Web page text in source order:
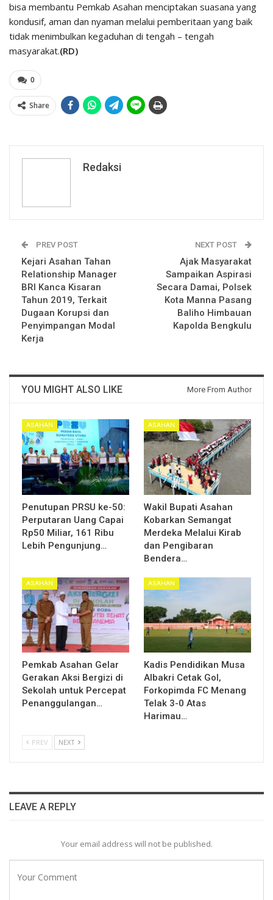
bisa membantu Pemkab Asahan menciptakan suasana yang
kondusif, aman dan nyaman melalui pemberitaan yang baik
tidak menimbulkan kegaduhan di tengah – tengah
masyarakat.(RD)
0
Share
Redaksi
PREV POST
Kejari Asahan Tahan
Relationship Manager
BRI Kanca Kisaran
Tahun 2019, Terkait
Dugaan Korupsi dan
Penyimpangan Modal
Kerja
NEXT POST
Ajak Masyarakat
Sampaikan Aspirasi
Secara Damai, Polsek
Kota Manna Pasang
Baliho Himbauan
Kapolda Bengkulu
YOU MIGHT ALSO LIKE More From Author
ASAHAN
Penutupan PRSU ke-50:
Perputaran Uang Capai
Rp50 Miliar, 161 Ribu
Lebih Pengunjung…
ASAHAN
Wakil Bupati Asahan
Kobarkan Semangat
Merdeka Melalui Kirab
dan Pengibaran
Bendera…
ASAHAN
Pemkab Asahan Gelar
Gerakan Aksi Bergizi di
Sekolah untuk Percepat
Penanggulangan…
ASAHAN
Kadis Pendidikan Musa
Albakri Cetak Gol,
Forkopimda FC Menang
Telak 3-0 Atas
Harimau…
PREV NEXT
LEAVE A REPLY
Your email address will not be published.